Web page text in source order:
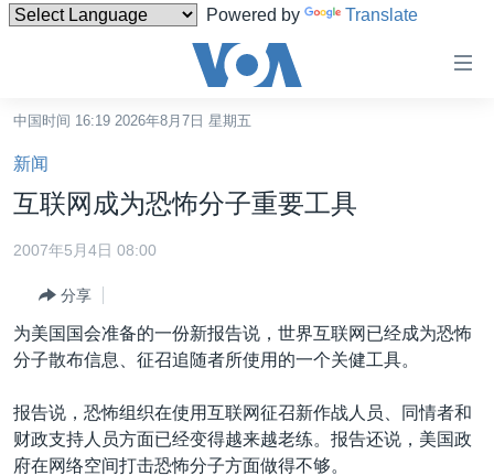
Powered by Translate
碍
链
接
跳
转
到
导
航
中国
港澳
国际
印太
中东
经济·金融·贸易
人权·法律·宗教
美中关系
热点专题
中国时间 16:19 2026年8月7日 星期五
新闻
互联网成为恐怖分子重要工具
2007年5月4日 08:00
分享
为美国国会准备的一份新报告说，世界互联网已经成为恐怖
分子散布信息、征召追随者所使用的一个关健工具。
报告说，恐怖组织在使用互联网征召新作战人员、同情者和
财政支持人员方面已经变得越来越老练。报告还说，美国政
府在网络空间打击恐怖分子方面做得不够。